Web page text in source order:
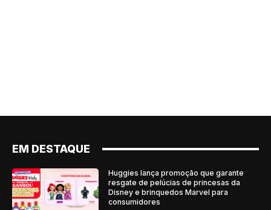
EM DESTAQUE
Huggies lança promoção que garante
resgate de pelúcias de princesas da
Disney e brinquedos Marvel para
consumidores